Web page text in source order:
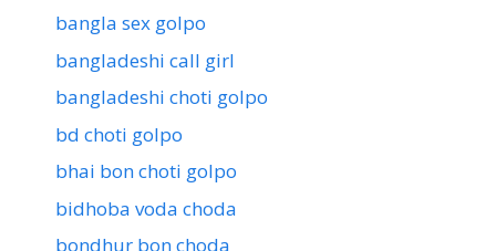
bangla sex golpo
bangladeshi call girl
bangladeshi choti golpo
bd choti golpo
bhai bon choti golpo
bidhoba voda choda
bondhur bon choda